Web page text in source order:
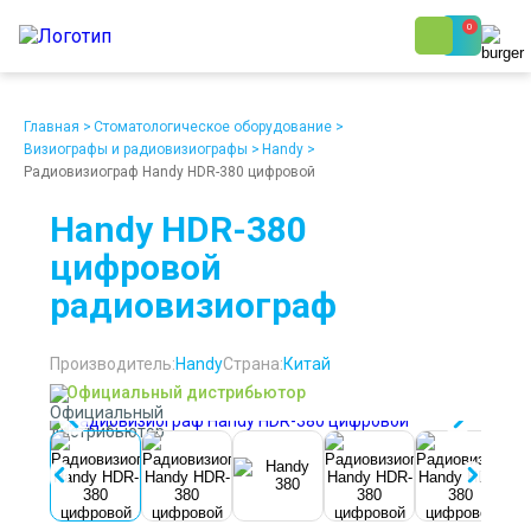
0
Ежедневно с 9:00 до 19:00
Доставка
Проект клиники
Возврат
Статьи
Контакты
Главная > Стоматологическое оборудование >
Визиографы и радиовизиографы > Handy >
Радиовизиограф Handy HDR-380 цифровой
Handy HDR-380
цифровой
радиовизиограф
Производитель:HandyСтрана:Китай
Официальный дистрибьютор